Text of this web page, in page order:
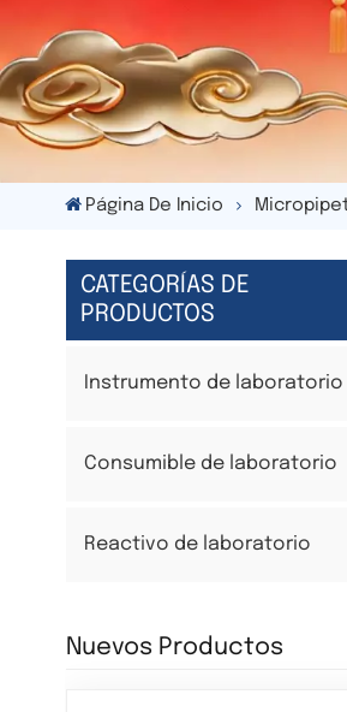
Página De Inicio
CATEGORÍAS DE
PRODUCTOS
Instrumento de laboratorio
Consumible de laboratorio
Reactivo de laboratorio
Nuevos Productos